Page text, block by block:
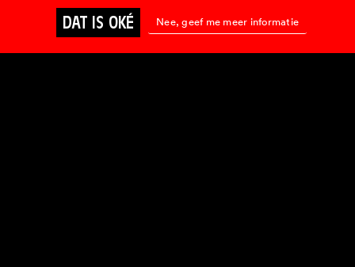
DAT IS OKÉ Nee, geef me meer informatie